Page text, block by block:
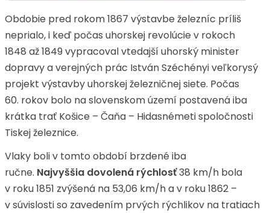
Obdobie pred rokom 1867 výstavbe železníc príliš
neprialo, i keď počas uhorskej revolúcie v rokoch
1848 až 1849 vypracoval vtedajší uhorský minister
dopravy a verejných prác István Széchényi veľkorysý
projekt výstavby uhorskej železničnej siete. Počas
60. rokov bolo na slovenskom území postavená iba
krátka trať Košice – Čaňa – Hidasnémeti spoločnosti
Tiskej železnice.
Vlaky boli v tomto období brzdené iba
ručne. Najvyššia dovolená rýchlosť38 km/h bola
v roku 1851 zvýšená na 53,06 km/h a v roku 1862 –
v súvislosti so zavedením prvých rýchlikov na tratiach